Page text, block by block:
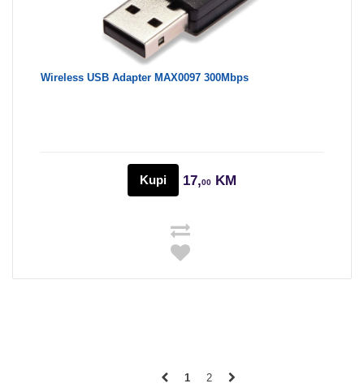
Wireless USB Adapter MAX0097 300Mbps
Kupi 17,00 KM
1 2